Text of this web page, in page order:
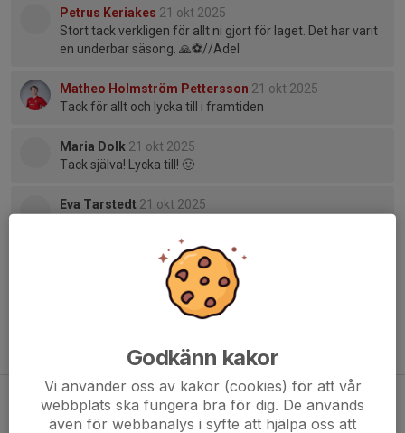
Petrus Keriakes 21 okt 2025
Stort tack verkligen för allt ni gjort för laget. Det har varit
en underbar säsong. 🙏⚽️//Adel
Matheo Holmström Pettersson 21 okt 2025
Tack för allt och lycka till i framtiden
Maria Dolk 21 okt 2025
Tack själva! Lycka till! 🙂
Eva Tarstedt 21 okt 2025
inställning som coacher! Lycka till i fortsättningen! Och
stort tack även till Fredrik som varit klippan i
tränargruppen senaste åren, hoppas verkligen att du
hänger med laget ett tag till!
Tidigare nyheter
Uppdatering inför Sverigecupens beting
5 aug, 19:40 0
Godkänn kakor
Vi använder oss av kakor (cookies) för att vår
webbplats ska fungera bra för dig. De används
även för webbanalys i syfte att hjälpa oss att